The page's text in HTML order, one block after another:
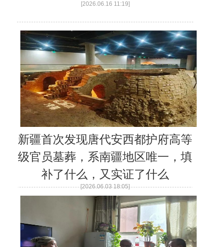
[2026.06.16 11:19]
新疆首次发现唐代安西都护府高等
级官员墓葬，系南疆地区唯一，填
补了什么，又实证了什么
[2026.06.03 18:05]